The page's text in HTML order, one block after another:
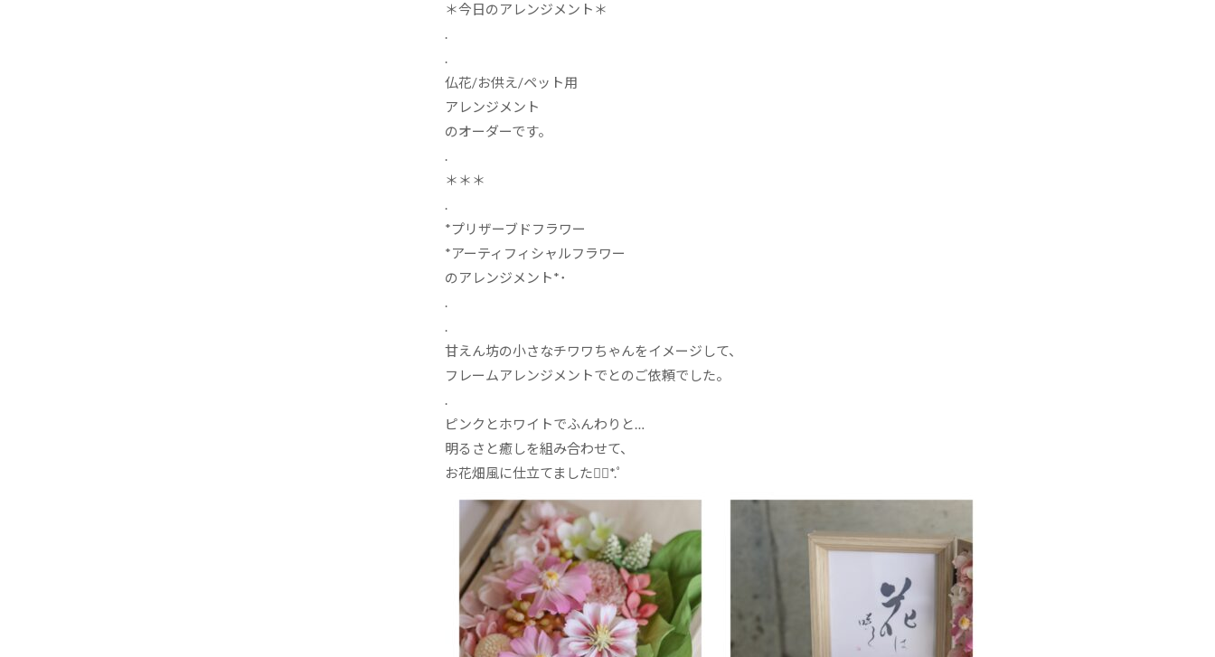
＊今日のアレンジメント＊
.
.
仏花/お供え /ペット用
アレンジメント
のオーダーです。
.
＊＊＊
.
*プリザーブドフラワー
*アーティフィシャルフラワー
のアレンジメント*･
.
.
甘えん坊の小さなチワワちゃんをイメージして、
フレームアレンジメントでとのご依頼でした。
.
ピンクとホワイトでふんわりと…
明るさと癒しを組み合わせて、
お花畑風に仕立てました❁⃘*.ﾟ